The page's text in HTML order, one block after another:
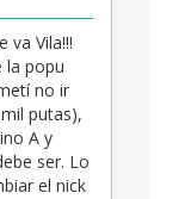
va Vila!!!
la popu
no ir
putas),
A y
ser. Lo
el nick